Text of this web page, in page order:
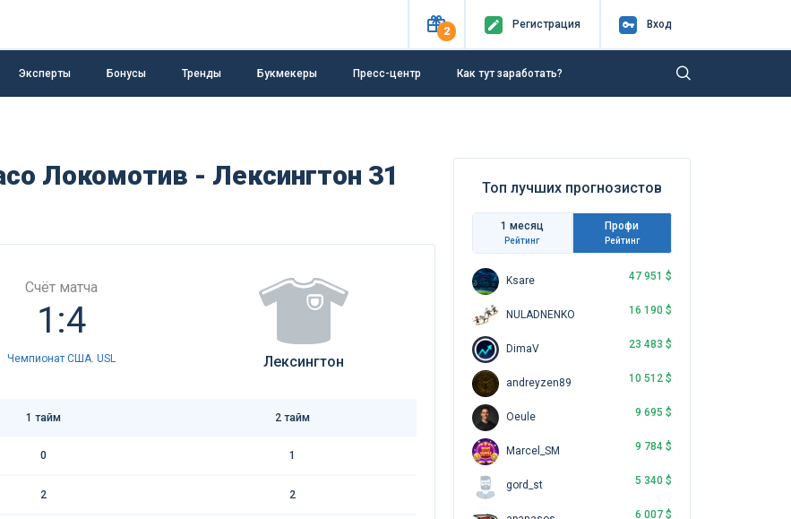
2
Регистрация Вход
Эксперты Бонусы Тренды Букмекеры Пресс-центр Как тут заработать?
Локомотив - Лексингтон 31
Счёт матча
1:4
Чемпионат США. USL Лексингтон
1 тайм 2 тайм
0 1
2 2
Топ лучших прогнозистов
1 месяц
Рейтинг
Профи
Рейтинг
Ksare 47 951 $
NULADNENKO 16 190 $
DimaV 23 483 $
andreyzen89 10 512 $
Oeule 9 695 $
Marcel_SM 9 784 $
gord_st 5 340 $
6 007 $